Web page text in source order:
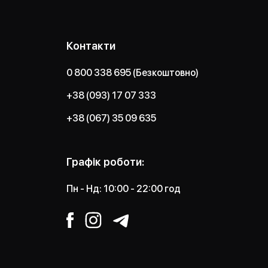
Контакти
0 800 338 695 (Безкоштовно)
+38 (093) 17 07 333
+38 (067) 35 09 635
Графік роботи:
Пн - Нд: 10:00 - 22:00 год